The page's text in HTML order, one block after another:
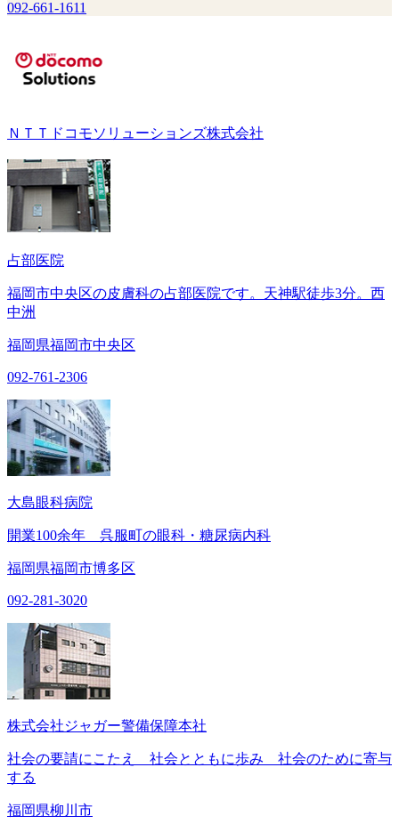
092-661-1611
ＮＴＴドコモソリューションズ株式会社
占部医院
福岡市中央区の皮膚科の占部医院です。天神駅徒歩3分。西
中洲
福岡県福岡市中央区
092-761-2306
大島眼科病院
開業100余年 呉服町の眼科・糖尿病内科
福岡県福岡市博多区
092-281-3020
株式会社ジャガー警備保障本社
社会の要請にこたえ 社会とともに歩み 社会のために寄与
する
福岡県柳川市